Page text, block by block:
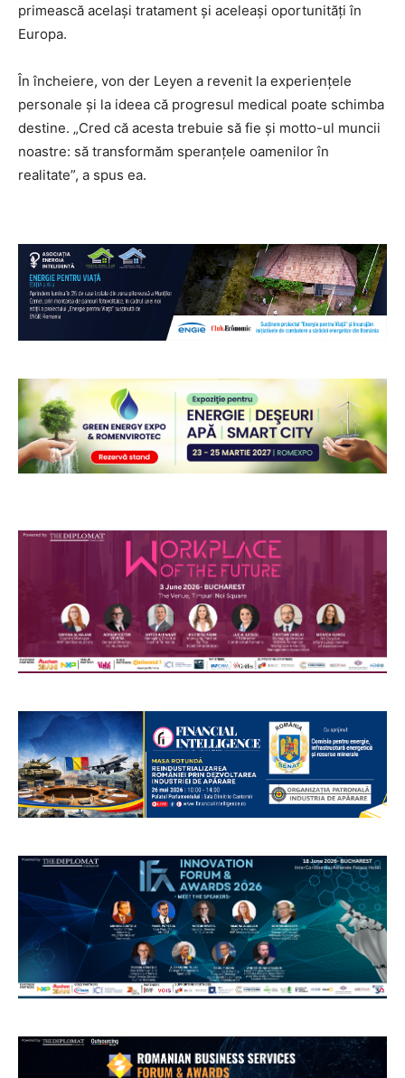
primească același tratament și aceleași oportunități în
Europa.
În încheiere, von der Leyen a revenit la experiențele
personale și la ideea că progresul medical poate schimba
destine. „Cred că acesta trebuie să fie și motto-ul muncii
noastre: să transformăm speranțele oamenilor în
realitate”, a spus ea.